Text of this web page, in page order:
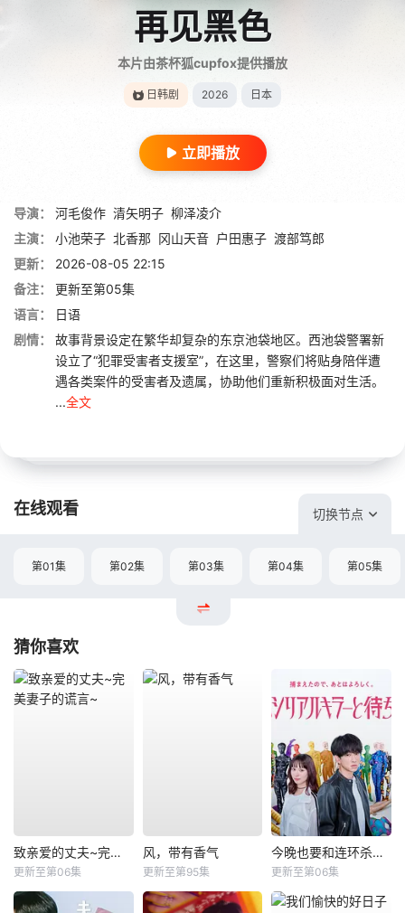
再见黑色
本片由茶杯狐cupfox提供播放
日韩剧 2026 日本
立即播放
导演： 河毛俊作 清矢明子 柳泽凌介
主演：
小池荣子 北香那 冈山天音 户田惠子 渡部笃郎
更新：
2026-08-05 22:15
备注：
更新至第05集
语言：
日语
剧情：
故事背景设定在繁华却复杂的东京池袋地区。西池袋警署新
设立了“犯罪受害者支援室”，在这里，警察们将贴身陪伴遭
遇各类案件的受害者及遗属，协助他们重新积极面对生活。
...全文
在线观看 切换节点
第01集 第02集 第03集 第04集 第05集
猜你喜欢
致亲爱的丈夫~完美妻子的谎言~
更新至第06集
风，带有香气
更新至第95集
今晚也要和连环杀手约会
更新至第06集